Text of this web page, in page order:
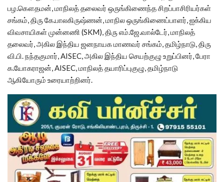
பழ.கௌதமன், மாநிலத் தலைவர் ஒருங்கிணைந்த சிறப்பாசிரியர்கள்
சங்கம், திரு கே.பாலகிருஷ்ணன், மாநில ஒருங்கிணைப்பாளர், ஐக்கிய
விவசாயிகள் முன்னணி (SKM), திரு எம்.ஜே.வால்டேர், மாநிலத்
தலைவர், அகில இந்திய ஜனநாயக மாணவர் சங்கம், தமிழ்நாடு, திரு
வி.பி. நந்தகுமார், AISEC, அகில இந்திய செயற்குழு உறுப்பினர், பேரா
க.யோகராஜன், AISEC, மாநிலத் தயாரிப்புகுழு, தமிழ்நாடு
ஆகியோரும் உரையாற்றினர்.